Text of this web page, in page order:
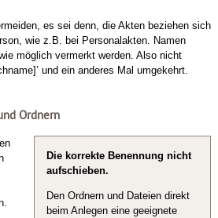
es sei denn, die Akten beziehen sich
wie z.B. bei Personalakten. Namen
möglich vermerkt werden. Also nicht
und ein anderes Mal umgekehrt.
Ordnern
Die korrekte Benennung nicht
aufschieben.
Den Ordnern und Dateien direkt
beim Anlegen eine geeignete